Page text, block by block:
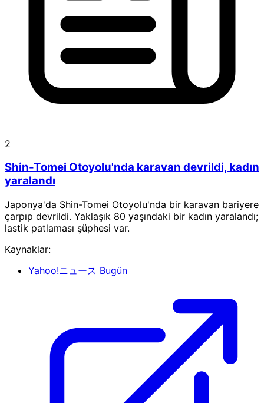
2
Shin-Tomei Otoyolu'nda karavan devrildi, kadın
yaralandı
Japonya'da Shin-Tomei Otoyolu'nda bir karavan bariyere
çarpıp devrildi. Yaklaşık 80 yaşındaki bir kadın yaralandı;
lastik patlaması şüphesi var.
Kaynaklar:
Yahoo!ニュース Bugün